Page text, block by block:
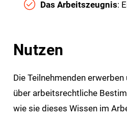
Das Arbeitszeugnis:
Nutzen
Die Teilnehmenden
über arbeitsrechtliche
wie sie dieses Wissen im